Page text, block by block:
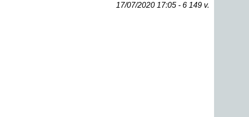
17/07/2020 17:05 - 6 149 v.